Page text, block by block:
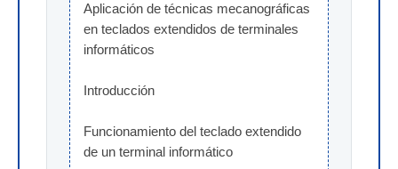
Aplicación de técnicas mecanográficas
en teclados extendidos de terminales
informáticos
Introducción
Funcionamiento del teclado extendido
de un terminal informático